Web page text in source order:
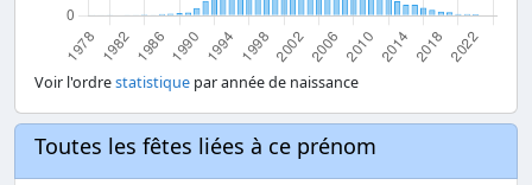
Voir l'ordrestatistique par année de naissance
Toutes les fêtes liées à ce prénom